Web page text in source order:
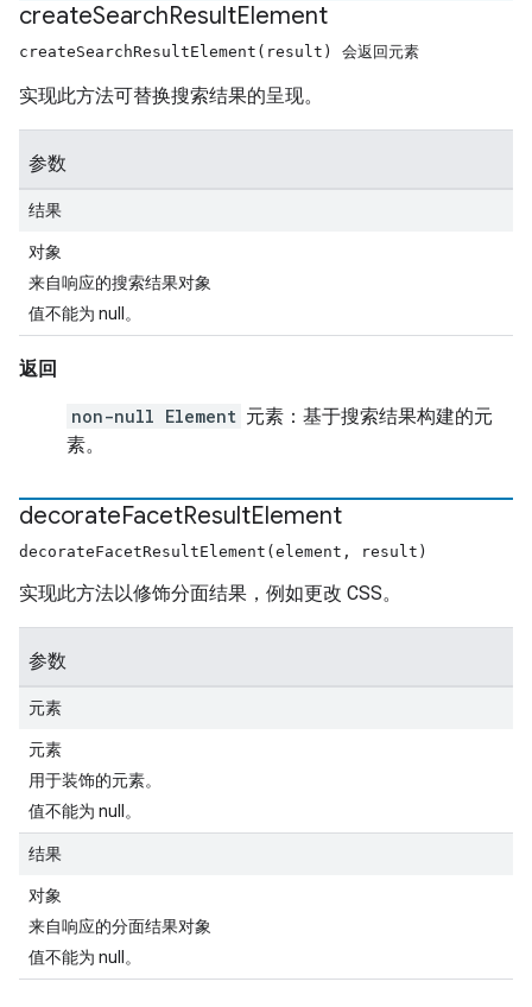
createSearchResultElement
createSearchResultElement(result) 会返回元素
实现此方法可替换搜索结果的呈现。
参数
结果
对象
来自响应的搜索结果对象
值不能为 null。
返回
non-null Element 元素：基于搜索结果构建的元
素。
decorateFacetResultElement
decorateFacetResultElement(element, result)
实现此方法以修饰分面结果，例如更改 CSS。
参数
元素
元素
用于装饰的元素。
值不能为 null。
结果
对象
来自响应的分面结果对象
值不能为 null。